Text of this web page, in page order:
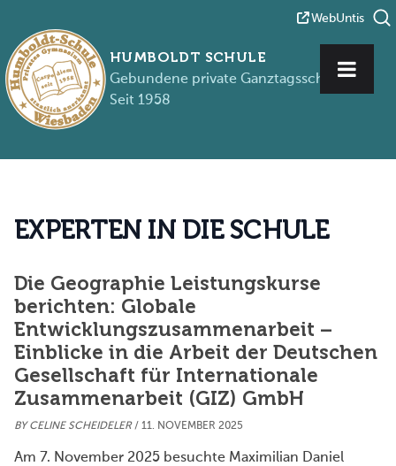
WebUntis
HUMBOLDT SCHULE
Gebundene private Ganztagsschule
Seit 1958
EXPERTEN IN DIE SCHULE
Die Geographie Leistungskurse
berichten: Globale
Entwicklungszusammenarbeit –
Einblicke in die Arbeit der Deutschen
Gesellschaft für Internationale
Zusammenarbeit (GIZ) GmbH
BYCELINE SCHEIDELER/ 11. NOVEMBER 2025
Am 7. November 2025 besuchte Maximilian Daniel